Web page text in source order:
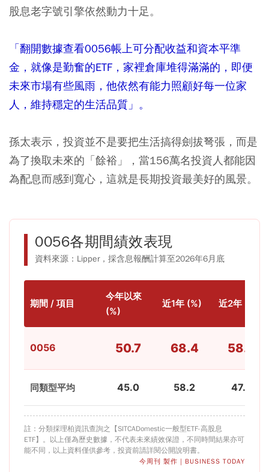
股息老字號引擎依然動力十足。
「翻開數據查看0056帳上可分配收益和資本平準
金，就像是勤奮的ETF，家裡倉庫堆得滿滿的，即便
未來市場有些風雨，他依然有能力照顧好每一位家
人，維持穩定的生活品質」。
孫太表示，投資並不是要把生活搞得劍拔弩張，而是
為了換取未來的「餘裕」，當156萬名投資人都能因
為配息而感到寬心，這就是長期投資最美好的風景。
0056各期間績效表現
資料來源：Lipper，採含息報酬計算至2026年6月底
期間 / 項目
今年以來
(%)
近1年 (%) 近2年 (%)
0056 50.7 68.4 58.7
同類型平均 45.0 58.2 47.1
註：分類採理柏資訊查詢之【SITCADomestic一般型ETF-高股息
ETF】。以上僅為歷史數據，不代表未來績效保證，不同時間結果亦可
能不同，以上資料僅供參考，投資前請詳閱公開說明書。
今周刊 製作 | BUSINESS TODAY